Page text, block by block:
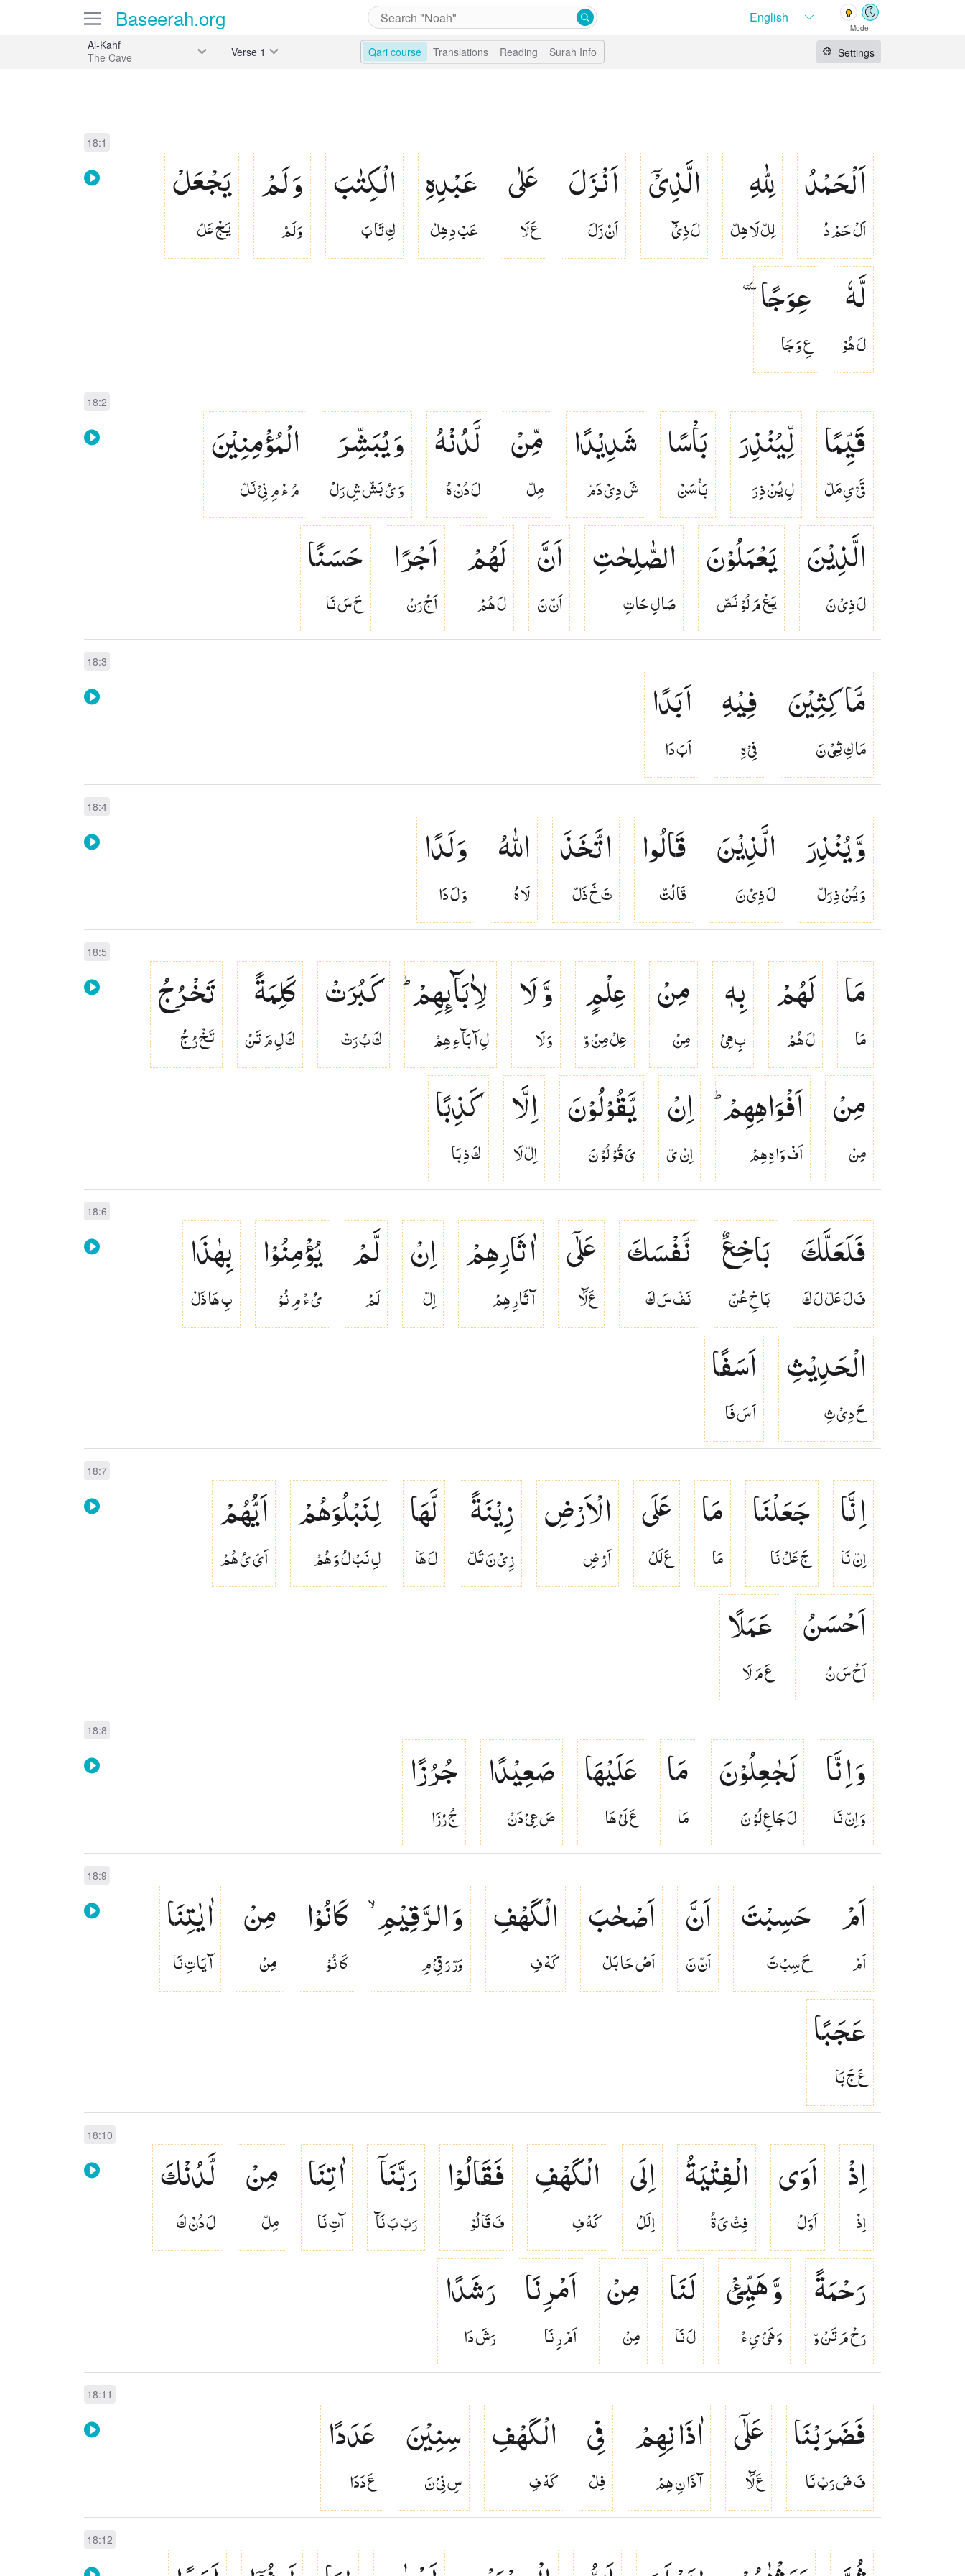
Baseerah.org Mode
Al-Kahf
The Cave
Verse 1 Qari course Translations Reading Surah Info Settings
18:1
اَلْحَمْدُ
اَلْ حَمْ دُ
لِلّٰهِ
لِلّ لَا هِلّ
الَّذِیْۤ
لَ ذِىْٓ
اَنْزَلَ
اَنۡ زَلَ
عَلٰی
عَ لَا
عَبْدِهِ
عَبْ دِ هِلْ
الْكِتٰبَ
كِ تَا بَ
وَ لَمْ
وَلَمۡ
یَجْعَلْ
يَجْ عَلّ
لَّهٗ
لَ هُوْ
عِوَجًاٚ
عِ وَ جَا
18:2
قَیِّمًا
قَىّ ىِ مَلّ
لِّیُنْذِرَ
لِ يُنْ ذِ رَ
بَاْسًا
بَاْ سَنْ
شَدِیْدًا
شَ دِىْ دَمّ
مِّنْ
مِلّ
لَّدُنْهُ
لَ دُنْ هُ
وَ یُبَشِّرَ
وَ ىُ بَشّ شِ رَلْ
الْمُؤْمِنِیْنَ
مُ ءْ مِ نِىْ نَلّ
الَّذِیْنَ
لَ ذِىْ نَ
یَعْمَلُوْنَ
يَعْ مَ لُوْ نَصّ
الصّٰلِحٰتِ
صَا لِ حَا تِ
اَنَّ
اَنّ نَ
لَهُمْ
لَ هُمْ
اَجْرًا
اَجْ رَنْ
حَسَنًا
حَ سَ نَا
18:3
مَّاكِثِیْنَ
مَا كِ ثِىْ نَ
فِیْهِ
فِىْ هِ
اَبَدًا
اَبَ دَا
18:4
وَّ یُنْذِرَ
وَ يُنْ ذِ رَلّ
الَّذِیْنَ
لَ ذِىْ نَ
قَالُوا
قَا لُتّ
اتَّخَذَ
تَ خَ ذَلّ
اللّٰهُ
لَا هُ
وَلَدًا
وَ لَ دَا
18:5
مَا
مَا
لَهُمْ
لَ هُمْ
بِهٖ
بِ هِىْ
مِنْ
مِنْ
عِلْمٍ
عِلْ مِنْ وّ
وَّ لَا
وَ لَا
لِاٰبَآىِٕهِمْ ؕ
لِ آ بَآ ءِ هِمْ
كَبُرَتْ
كَ بُ رَتْ
كَلِمَةً
كَ لِ مَ تَنْ
تَخْرُجُ
تَخْ رُ جُ
مِنْ
مِنْ
اَفْوَاهِهِمْ ؕ
اَفْ وَا هِ هِمْ
اِنْ
اِنْ ىّ
یَّقُوْلُوْنَ
ىَ قُوْ لُوْ نَ
اِلَّا
اِلّ لَا
كَذِبًا
كَ ذِ بَا
18:6
فَلَعَلَّكَ
فَ لَ عَلّ لَ كَ
بَاخِعٌ
بَا خِ عُنّ
نَّفْسَكَ
نَفْ سَ كَ
عَلٰۤی
عَ لَٓا
اٰثَارِهِمْ
آ ثَا رِ هِمْ
اِنْ
اِلّ
لَّمْ
لَمْ
یُؤْمِنُوْا
ىُ ءْ مِ نُوْ
بِهٰذَا
بِ هَا ذَلْ
الْحَدِیْثِ
حَ دِىْ ثِ
اَسَفًا
اَ سَ فَا
18:7
اِنَّا
اِنّ نَا
جَعَلْنَا
جَ عَلْ نَا
مَا
مَا
عَلَی
عَ لَلْ
الْاَرْضِ
اَرْ ضِ
زِیْنَةً
زِىْ نَ تَلّ
لَّهَا
لَ هَا
لِنَبْلُوَهُمْ
لِ نَبْ لُ وَ هُمْ
اَیُّهُمْ
اَىّ ىُ هُمْ
اَحْسَنُ
اَحْ سَ نُ
عَمَلًا
عَ مَ لَا
18:8
وَ اِنَّا
وَ اِنّ نَا
لَجٰعِلُوْنَ
لَ جَا عِ لُوْ نَ
مَا
مَا
عَلَیْهَا
عَ لَىْ هَا
صَعِیْدًا
صَ عِىْ دَنْ
جُرُزًا
جُ رُزَا
18:9
اَمْ
اَمْ
حَسِبْتَ
حَ سِبْ تَ
اَنَّ
اَنّ نَ
اَصْحٰبَ
اَصْ حَا بَلْ
الْكَهْفِ
كَهْ فِ
وَ الرَّقِیْمِ ۙ
وَرّ رَ قِىْ مِ
كَانُوْا
كَا نُوْ
مِنْ
مِنْ
اٰیٰتِنَا
آ يَا تِ نَا
عَجَبًا
عَ جَ بَا
18:10
اِذْ
اِذْ
اَوَی
اَوَلْ
الْفِتْیَةُ
فِتْ ىَ ةُ
اِلَی
اِلَلْ
الْكَهْفِ
كَهْ فِ
فَقَالُوْا
فَ قَا لُوْ
رَبَّنَاۤ
رَبّ بَ نَآ
اٰتِنَا
آتِ نَا
مِنْ
مِلّ
لَّدُنْكَ
لَ دُنْ كَ
رَحْمَةً
رَحْ مَ تَنْ وّ
وَّ هَیِّئْ
وَ هَىّ ىِ ءْ
لَنَا
لَ نَا
مِنْ
مِنْ
اَمْرِنَا
اَمْ رِ نَا
رَشَدًا
رَشَ دَا
18:11
فَضَرَبْنَا
فَ ضَ رَبْ نَا
عَلٰۤی
عَ لَٓا
اٰذَانِهِمْ
آ ذَا نِ هِمْ
فِی
فِلْ
الْكَهْفِ
كَهْ فِ
سِنِیْنَ
سِ نِىْ نَ
عَدَدًا
عَ دَدَا
18:12